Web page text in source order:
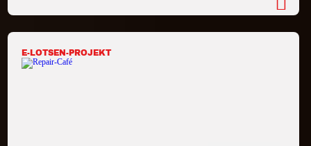
E-LOTSEN-PROJEKT